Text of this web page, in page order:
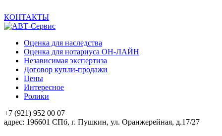
КОНТАКТЫ
Оценка для наследства
Оценка для нотариуса ОН-ЛАЙН
Независимая экспертиза
Договор купли-продажи
Цены
Интересное
Ролики
+7 (921) 952 00 07
адpec: 196601 СПб, г. Пушкин, ул. Оранжерейная, д.17/27